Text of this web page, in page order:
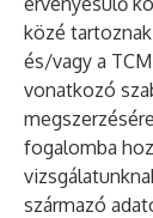
közé
és/vagy a
vonatkozó
fogalomba
származó